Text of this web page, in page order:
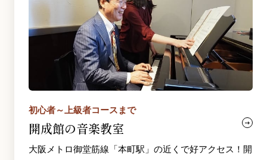
初心者～上級者コースまで
開成館の音楽教室
大阪メトロ御堂筋線「本町駅」の近くで好アクセス！開